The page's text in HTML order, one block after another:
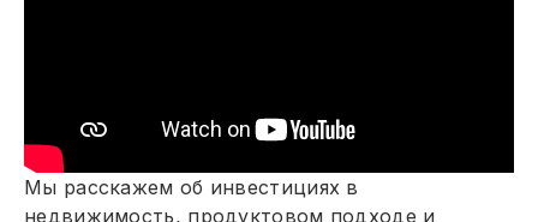
Мы расскажем об инвестициях в
недвижимость, продуктовом подходе и